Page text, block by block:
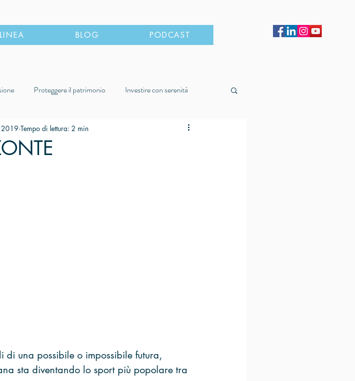
BLOG PODCAST
Proteggere il patrimonio Investire con serenità
Storie di vita
2019 Tempo di lettura: 2 min
di una possibile o impossibile futura,
sta diventando lo sport più popolare tra